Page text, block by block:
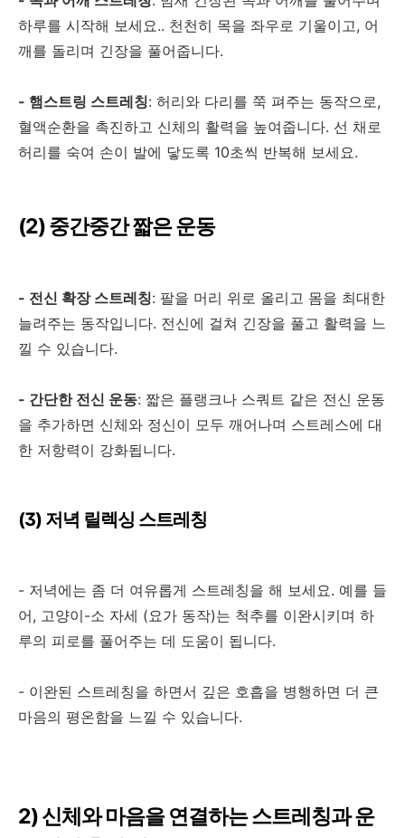
하루를 시작해 보세요.. 천천히 목을 좌우로 기울이고, 어
깨를 돌리며 긴장을 풀어줍니다.
- 햄스트링 스트레칭: 허리와 다리를 쭉 펴주는 동작으로,
혈액순환을 촉진하고 신체의 활력을 높여줍니다. 선 채로
허리를 숙여 손이 발에 닿도록 10초씩 반복해 보세요.
(2)중간중간 짧은 운동
- 전신 확장 스트레칭: 팔을 머리 위로 올리고 몸을 최대한
늘려주는 동작입니다. 전신에 걸쳐 긴장을 풀고 활력을 느
낄 수 있습니다.
- 간단한 전신 운동: 짧은 플랭크나 스쿼트 같은 전신 운동
을 추가하면 신체와 정신이 모두 깨어나며 스트레스에 대
한 저항력이 강화됩니다.
(3) 저녁 릴렉싱 스트레칭
- 저녁에는 좀 더 여유롭게 스트레칭을 해 보세요. 예를 들
어, 고양이-소 자세 (요가 동작)는 척추를 이완시키며 하
루의 피로를 풀어주는 데 도움이 됩니다.
- 이완된 스트레칭을 하면서 깊은 호흡을 병행하면 더 큰
마음의 평온함을 느낄 수 있습니다.
2)신체와 마음을 연결하는 스트레칭과 운